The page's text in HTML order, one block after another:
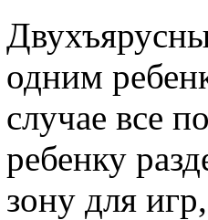
одним
случае все
ребенку
зону для